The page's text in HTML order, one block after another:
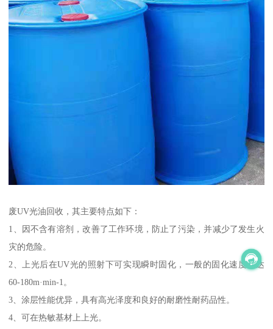
废UV光油回收，其主要特点如下：
1、因不含有溶剂，改善了工作环境，防止了污染，并减少了发生火
灾的危险。
2、上光后在UV光的照射下可实现瞬时固化，一般的固化速度可达
60-180m·min-1。
3、涂层性能优异，具有高光泽度和良好的耐磨性耐药品性。
4、可在热敏基材上上光。